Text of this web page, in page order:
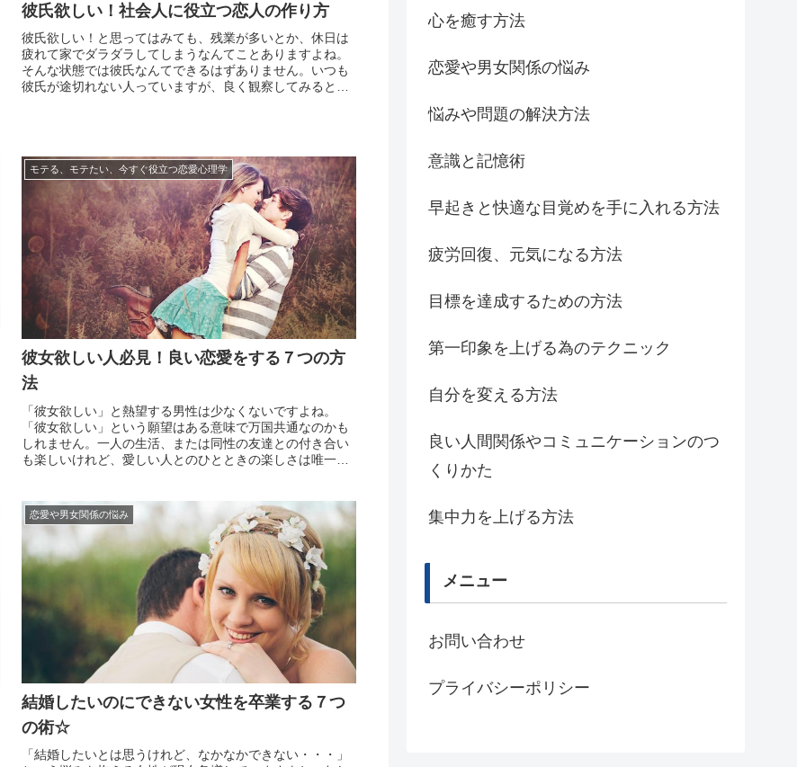
彼氏欲しい！社会人に役立つ恋人の作り方
彼氏欲しい！と思ってはみても、残業が多いとか、休日は
疲れて家でダラダラしてしまうなんてことありますよね。
そんな状態では彼氏なんてできるはずありません。いつも
彼氏が途切れない人っていますが、良く観察してみると非
モテる、モテたい、今すぐ役立つ恋愛心理学
彼女欲しい人必見！良い恋愛をする７つの方
法
「彼女欲しい」と熱望する男性は少なくないですよね。
「彼女欲しい」という願望はある意味で万国共通なのかも
しれません。一人の生活、または同性の友達との付き合い
も楽しいけれど、愛しい人とのひとときの楽しさは唯一無
彼女を作る...
恋愛や男女関係の悩み
結婚したいのにできない女性を卒業する７つ
の術☆
「結婚したいとは思うけれど、なかなかできない・・・」
心を癒す方法
恋愛や男女関係の悩み
悩みや問題の解決方法
意識と記憶術
早起きと快適な目覚めを手に入れる方法
疲労回復、元気になる方法
目標を達成するための方法
第一印象を上げる為のテクニック
自分を変える方法
良い人間関係やコミュニケーションのつ
くりかた
集中力を上げる方法
メニュー
お問い合わせ
プライバシーポリシー